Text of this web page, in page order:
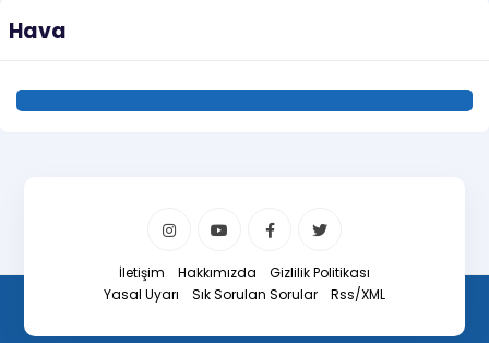
Hava
İletişim Hakkımızda
Gizlilik Politikası
Yasal Uyarı
Sık Sorulan Sorular Rss/XML